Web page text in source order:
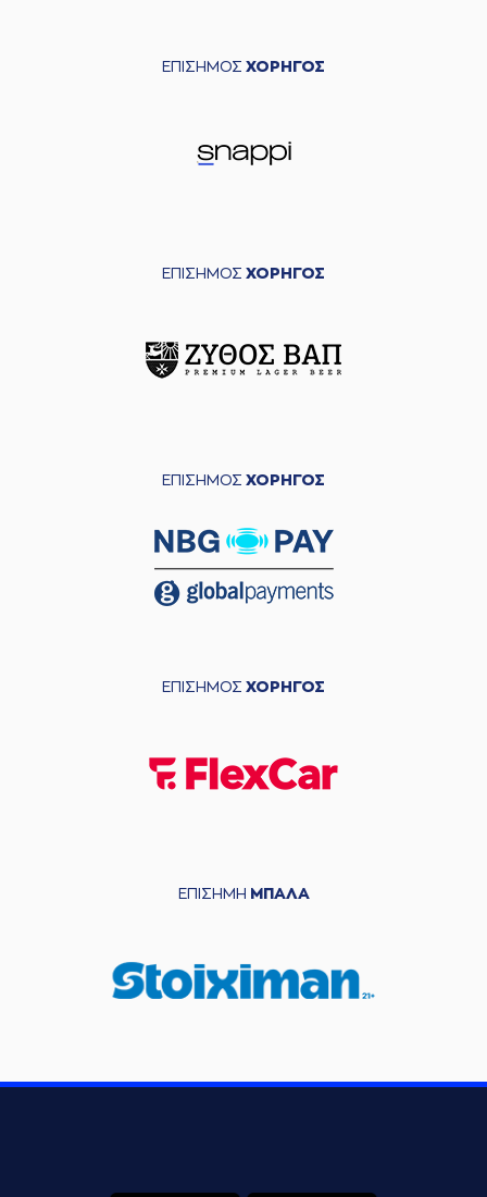
ΕΠΙΣΗΜΟΣ ΧΟΡΗΓΟΣ
ΕΠΙΣΗΜΟΣ ΧΟΡΗΓΟΣ
ΕΠΙΣΗΜΟΣ ΧΟΡΗΓΟΣ
ΕΠΙΣΗΜΟΣ ΧΟΡΗΓΟΣ
ΕΠΙΣΗΜΗ ΜΠΑΛΑ